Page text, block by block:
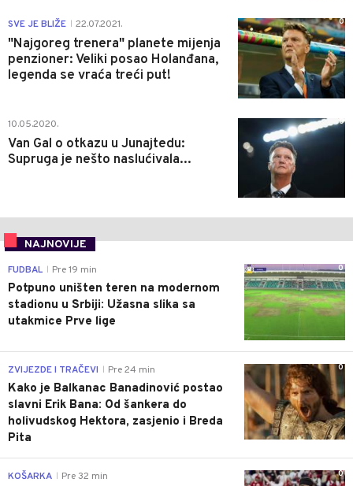
SVE JE BLIŽE 22.07.2021.
"Najgoreg trenera" planete mijenja
penzioner: Veliki posao Holanđana,
legenda se vraća treći put!
0
10.05.2020.
Van Gal o otkazu u Junajtedu:
Supruga je nešto naslućivala...
0
NAJNOVIJE
0
FUDBAL Pre 19 min
Potpuno uništen teren na modernom
stadionu u Srbiji: Užasna slika sa
utakmice Prve lige
0
ZVIJEZDE I TRAČEVI Pre 24 min
Kako je Balkanac Banadinović postao
slavni Erik Bana: Od šankera do
holivudskog Hektora, zasjenio i Breda
Pita
0
KOŠARKA Pre 32 min